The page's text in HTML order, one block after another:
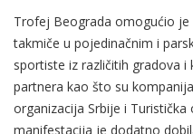
Trofej Beograda omogućio
takmiče u pojedinačnim i
sportiste iz različitih gradova i
partnera kao što su
organizacija Srbije i
manifestacija je dodatno